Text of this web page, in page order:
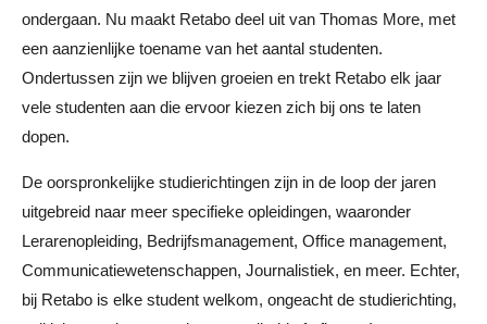
ondergaan. Nu maakt Retabo deel uit van Thomas More, met
een aanzienlijke toename van het aantal studenten.
Ondertussen zijn we blijven groeien en trekt Retabo elk jaar
vele studenten aan die ervoor kiezen zich bij ons te laten
dopen.
De oorspronkelijke studierichtingen zijn in de loop der jaren
uitgebreid naar meer specifieke opleidingen, waaronder
Lerarenopleiding, Bedrijfsmanagement, Office management,
Communicatiewetenschappen, Journalistiek, en meer. Echter,
bij Retabo is elke student welkom, ongeacht de studierichting,